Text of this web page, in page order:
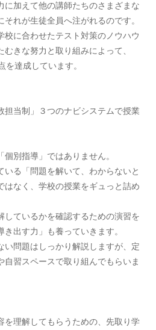
に加えて他の講師たちのさまざまな
れが生徒全員へ注がれるのです。
校に合わせたテスト対策のノウハウ
きな努力と取り組みによって、
達成しています。
担当制」３つのナビシステムで授業
別指導」ではありません。
いる「問題を解いて、わからないと
はなく、学校の授業をギュっと詰め
しているかを確認するための演習を
出す力」も養っていきます。
い問題はしっかり解説しますが、定
習スペースで取り組んでもらいま
を理解してもらうための、先取り学